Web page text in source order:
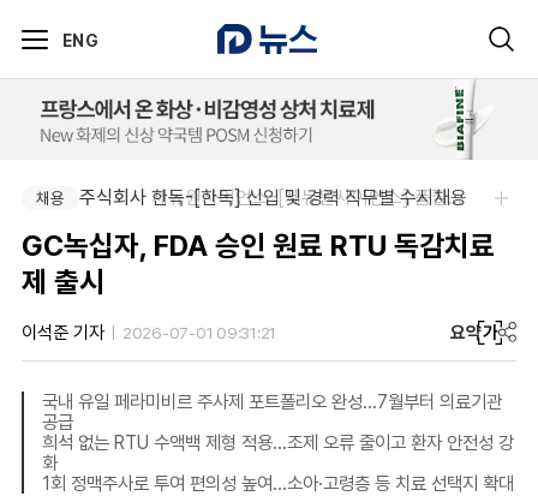
ENG
채용 주식회사 제뉴원사이언스-[제뉴원사이언스] 품질관리약사 모집(경력무관)
채용 주식회사 한독-[한독] 신입 및 경력 직무별 수시채용
GC녹십자, FDA 승인 원료 RTU 독감치료
제 출시
이석준 기자 2026-07-01 09:31:21 요약가
국내 유일 페라미비르 주사제 포트폴리오 완성…7월부터 의료기관
공급
희석 없는 RTU 수액백 제형 적용…조제 오류 줄이고 환자 안전성 강
화
1회 정맥주사로 투여 편의성 높여…소아·고령층 등 치료 선택지 확대